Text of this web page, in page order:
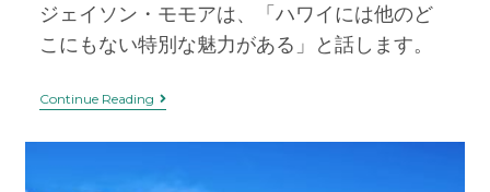
ジェイソン・モモアは、「ハワイには他のど
こにもない特別な魅力がある」と話します。
Continue Reading